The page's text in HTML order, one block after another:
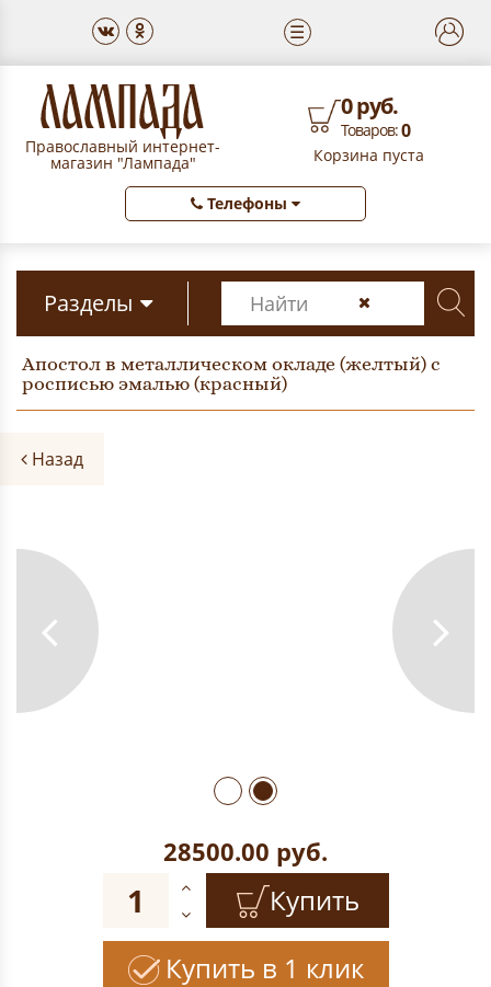
☰
Православный интернет-
магазин "Лампада"
0 руб.
Товаров:0
Корзина пуста
Телефоны
Разделы
Апостол в металлическом окладе (желтый) с
росписью эмалью (красный)
Назад
28500.00 руб.
Купить
Купить в 1 клик